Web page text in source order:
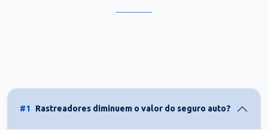
#1 Rastreadores diminuem o valor do seguro auto?